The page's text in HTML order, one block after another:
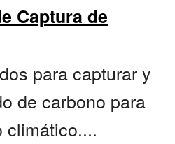
Captura de
para capturar y
de carbono para
climático....